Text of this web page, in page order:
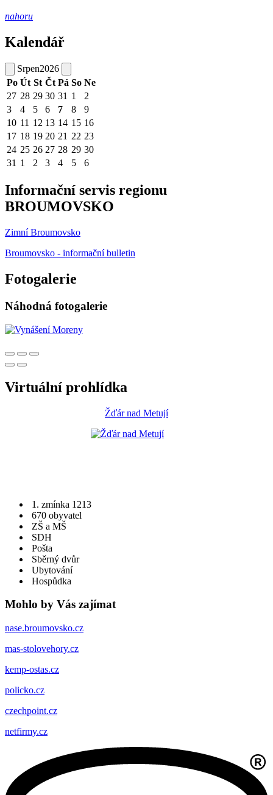
nahoru
Kalendář
Srpen2026
Po Út St Čt Pá So Ne
27 28 29 30 31 1
2
3
4 5 6 7 8
9
10 11 12 13 14 15 16
17 18 19 20 21 22 23
24 25 26 27 28 29 30
31 1 2 3 4 5 6
Informační servis regionu
BROUMOVSKO
Zimní Broumovsko
Broumovsko - informační bulletin
Fotogalerie
Náhodná fotogalerie
Virtuální prohlídka
Žďár nad Metují
1. zmínka 1213
670 obyvatel
ZŠ a MŠ
SDH
Pošta
Sběrný dvůr
Ubytování
Hospůdka
Mohlo by Vás zajímat
nase.broumovsko.cz
mas-stolovehory.cz
kemp-ostas.cz
policko.cz
czechpoint.cz
netfirmy.cz